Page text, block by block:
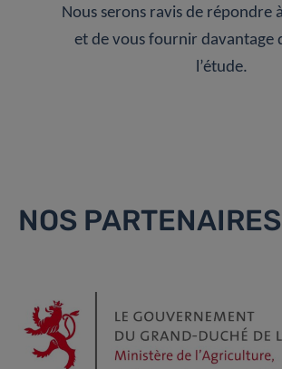
Nous serons ravis de répondre
et de vous fournir davantage
l’étude.
NOS